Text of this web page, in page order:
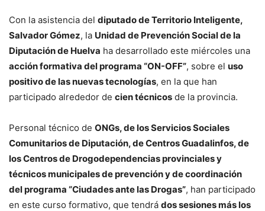
Con la asistencia del diputado de Territorio Inteligente,
Salvador Gómez, la Unidad de Prevención Social de la
Diputación de Huelva ha desarrollado este miércoles una
acción formativa del programa “ON-OFF”, sobre el uso
positivo de las nuevas tecnologías, en la que han
participado alrededor de cien técnicos de la provincia.
Personal técnico de ONGs, de los Servicios Sociales
Comunitarios de Diputación, de Centros Guadalinfos, de
los Centros de Drogodependencias provinciales y
técnicos municipales de prevención y de coordinación
del programa “Ciudades ante las Drogas”, han participado
en este curso formativo, que tendrá dos sesiones más los